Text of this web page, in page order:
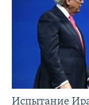
Испытание